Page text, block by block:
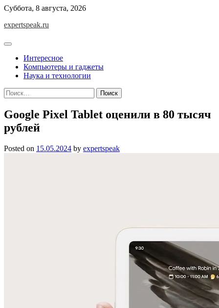
Skip
content
Суббота, 8 августа, 2026
expertspeak.ru
Интересное
Компьютеры и гаджеты
Наука и технологии
Найти:
Google Pixel Tablet оценили в 80 тысяч
рублей
Posted on 15.05.2024 by expertspeak